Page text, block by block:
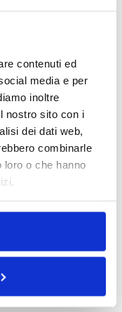
contenuti ed
media e per
inoltre
nostro sito con i
dei dati web,
combinarle
o che hanno
(titolare,
extra- UE;
avere anche
sulla privacy che
accettare o meno
ai cookie di
per marketing o
di Padova.
riferimento alle
internazionale,